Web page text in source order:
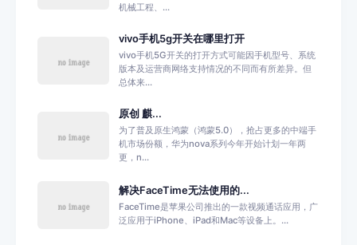
机械工程、...
vivo手机5g开关在哪里打开
vivo手机5G开关的打开方式可能因手机型号、系统
版本及运营商网络支持情况的不同而有所差异。但
总体来...
原创 麒...
为了普及原生鸿蒙（鸿蒙5.0），抢占更多的中端手
机市场份额，华为nova系列今年开始计划一年两
更，n...
解决FaceTime无法使用的...
FaceTime是苹果公司推出的一款视频通话应用，广
泛应用于iPhone、iPad和Mac等设备上。...